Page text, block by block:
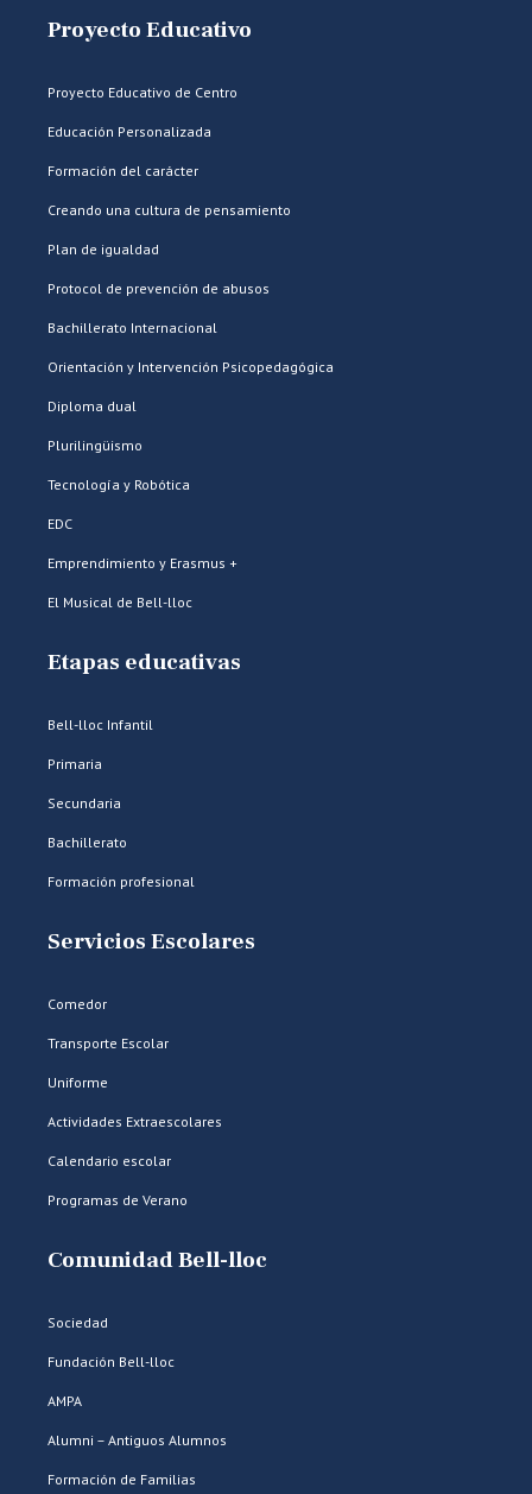
Proyecto Educativo
Proyecto Educativo de Centro
Educación Personalizada
Formación del carácter
Creando una cultura de pensamiento
Plan de igualdad
Protocol de prevención de abusos
Bachillerato Internacional
Orientación y Intervención Psicopedagógica
Diploma dual
Plurilingüismo
Tecnología y Robótica
EDC
Emprendimiento y Erasmus +
El Musical de Bell-lloc
Etapas educativas
Bell-lloc Infantil
Primaria
Secundaria
Bachillerato
Formación profesional
Servicios Escolares
Comedor
Transporte Escolar
Uniforme
Actividades Extraescolares
Calendario escolar
Programas de Verano
Comunidad Bell-lloc
Sociedad
Fundación Bell-lloc
AMPA
Alumni – Antiguos Alumnos
Formación de Familias